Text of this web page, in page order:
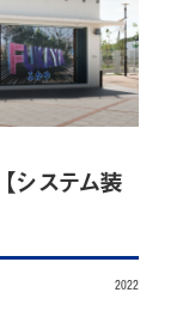
システム装
2022